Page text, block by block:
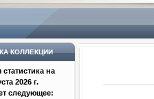
КОЛЛЕКЦИИ
на
2026 г.
следующее: